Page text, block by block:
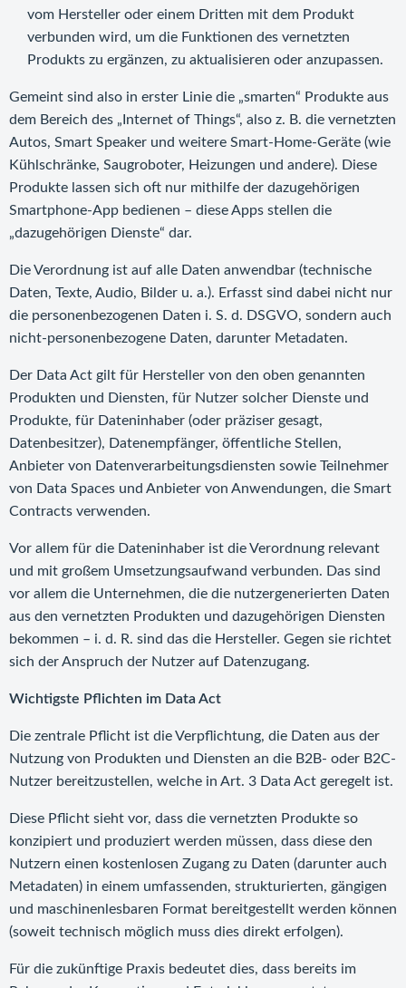
vom Hersteller oder einem Dritten mit dem Produkt
verbunden wird, um die Funktionen des vernetzten
Produkts zu ergänzen, zu aktualisieren oder anzupassen.
Gemeint sind also in erster Linie die „smarten“ Produkte aus
dem Bereich des „Internet of Things“, also z. B. die vernetzten
Autos, Smart Speaker und weitere Smart-Home-Geräte (wie
Kühlschränke, Saugroboter, Heizungen und andere). Diese
Produkte lassen sich oft nur mithilfe der dazugehörigen
Smartphone-App bedienen – diese Apps stellen die
„dazugehörigen Dienste“ dar.
Die Verordnung ist auf alle Daten anwendbar (technische
Daten, Texte, Audio, Bilder u. a.). Erfasst sind dabei nicht nur
die personenbezogenen Daten i. S. d. DSGVO, sondern auch
nicht-personenbezogene Daten, darunter Metadaten.
Der Data Act gilt für Hersteller von den oben genannten
Produkten und Diensten, für Nutzer solcher Dienste und
Produkte, für Dateninhaber (oder präziser gesagt,
Datenbesitzer), Datenempfänger, öffentliche Stellen,
Anbieter von Datenverarbeitungsdiensten sowie Teilnehmer
von Data Spaces und Anbieter von Anwendungen, die Smart
Contracts verwenden.
Vor allem für die Dateninhaber ist die Verordnung relevant
und mit großem Umsetzungsaufwand verbunden. Das sind
vor allem die Unternehmen, die die nutzergenerierten Daten
aus den vernetzten Produkten und dazugehörigen Diensten
bekommen – i. d. R. sind das die Hersteller. Gegen sie richtet
sich der Anspruch der Nutzer auf Datenzugang.
Wichtigste Pflichten im Data Act
Die zentrale Pflicht ist die Verpflichtung, die Daten aus der
Nutzung von Produkten und Diensten an die B2B- oder B2C-
Nutzer bereitzustellen, welche in Art. 3 Data Act geregelt ist.
Diese Pflicht sieht vor, dass die vernetzten Produkte so
konzipiert und produziert werden müssen, dass diese den
Nutzern einen kostenlosen Zugang zu Daten (darunter auch
Metadaten) in einem umfassenden, strukturierten, gängigen
und maschinenlesbaren Format bereitgestellt werden können
(soweit technisch möglich muss dies direkt erfolgen).
Für die zukünftige Praxis bedeutet dies, dass bereits im